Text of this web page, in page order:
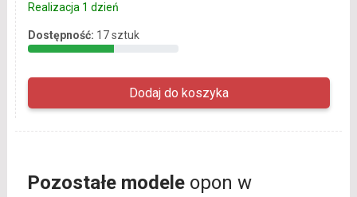
Realizacja 1 dzień
Dostępność: 17 sztuk
Pozostałe modeleopon w